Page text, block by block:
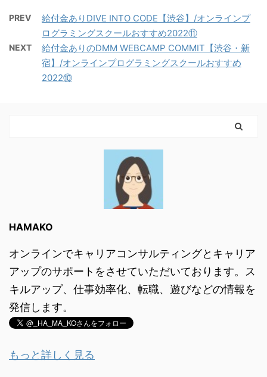
PREV
給付金ありDIVE INTO CODE【渋谷】/オンラインプ
ログラミングスクールおすすめ2022⑪
NEXT
給付金ありのDMM WEBCAMP COMMIT【渋谷・新
宿】/オンラインプログラミングスクールおすすめ
2022⑩
HAMAKO
オンラインでキャリアコンサルティングとキャリア
アップのサポートをさせていただいております。ス
キルアップ、仕事効率化、転職、遊びなどの情報を
発信します。
もっと詳しく見る